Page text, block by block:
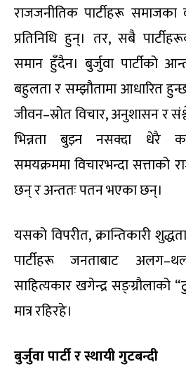
राजजनीतिक पार्टीहरू समाजका
प्रतिनिधि हुन्। तर, सबै
समान हुँदैन। बुर्जुवा पार्टीको
बहुलता र सम्झौतामा आधारित
जीवन–स्रोत विचार, अनुशासन र
भिन्नता बुझ्न नसक्दा धेरै
समयक्रममा विचारभन्दा सत्ताको
छन् र अन्ततः पतन भएका छन्।
यसको विपरीत, क्रान्तिकारी
पार्टीहरू जनताबाट
साहित्यकार खगेन्द्र सङ्ग्रौलाको
मात्र रहिरहे।
बुर्जुवा पार्टी र स्थायी गुटबन्दी